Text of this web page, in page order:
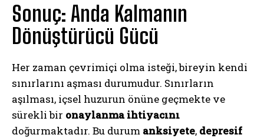
Sonuç: Anda Kalmanın
Dönüştürücü Gücü
Her zaman çevrimiçi olma isteği, bireyin kendi
sınırlarını aşması durumudur. Sınırların
aşılması, içsel huzurun önüne geçmekte ve
sürekli bir onaylanma ihtiyacını
doğurmaktadır. Bu durum anksiyete, depresif